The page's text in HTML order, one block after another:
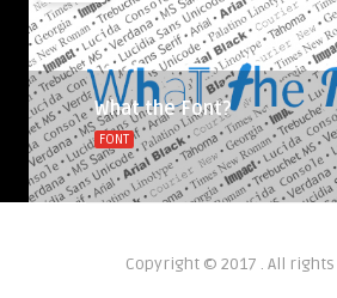
What the Font?
FONT
Copyright © 2017 . All